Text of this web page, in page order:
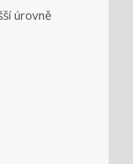
úrovně